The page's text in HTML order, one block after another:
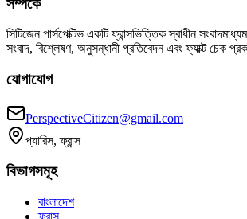
সিটিজেন পার্সপেক্টিভ একটি ফ্রান্সভিত্তিক স্বাধীন
সংবাদ, বিশ্লেষণ, অনুসন্ধানী প্রতিবেদন এবং ফ্যাক্ট চেক
যোগাযোগ
PerspectiveCitizen@gmail.com
প্যারিস, ফ্রান্স
বিভাগসমূহ
বাংলাদেশ